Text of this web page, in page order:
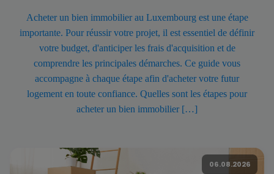
Acheter un bien immobilier au Luxembourg est une étape
importante. Pour réussir votre projet, il est essentiel de définir
votre budget, d'anticiper les frais d'acquisition et de
comprendre les principales démarches. Ce guide vous
accompagne à chaque étape afin d'acheter votre futur
logement en toute confiance. Quelles sont les étapes pour
acheter un bien immobilier […]
06.08.2026